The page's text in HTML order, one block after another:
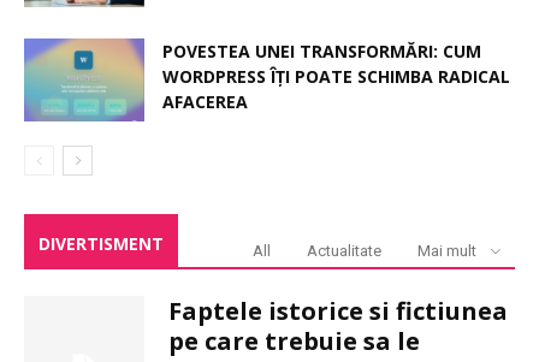
POVESTEA UNEI TRANSFORMĂRI: CUM
WORDPRESS ÎȚI POATE SCHIMBA RADICAL
AFACEREA
DIVERTISMENT All Actualitate Mai mult
Faptele istorice si fictiunea
pe care trebuie sa le